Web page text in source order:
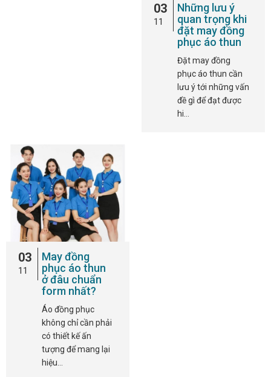
03
11
Những lưu ý
quan trọng khi
đặt may đồng
phục áo thun
Đặt may đồng
phục áo thun cần
lưu ý tới những vấn
đề gì để đạt được
hi…
03
11
May đồng
phục áo thun
ở đâu chuẩn
form nhất?
Áo đồng phục
không chỉ cần phải
có thiết kế ấn
tượng để mang lại
hiệu…